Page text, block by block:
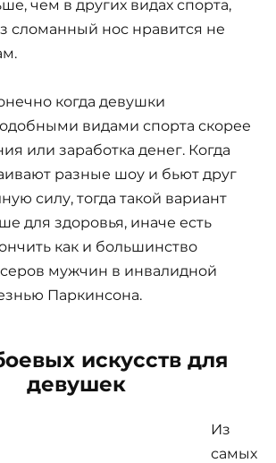
чем в других видах спорта,
сломанный нос нравится не
когда девушки
видами спорта скорее
или заработка денег. Когда
разные шоу и бьют друг
силу, тогда такой вариант
для здоровья, иначе есть
как и большинство
мужчин в инвалидной
Паркинсона.
искусств для
девушек
Из
самых